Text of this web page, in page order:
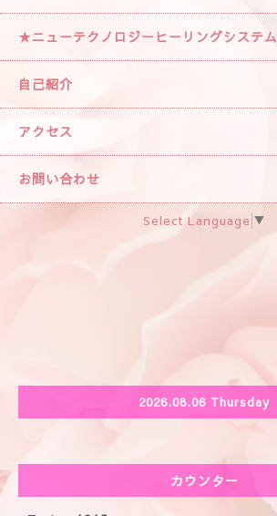
★ニューテクノロジーヒーリングシステム
自己紹介
アクセス
お問い合わせ
Select Language ▼
2026.08.06 Thursday
カウンター